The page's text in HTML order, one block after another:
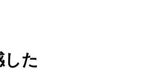
た